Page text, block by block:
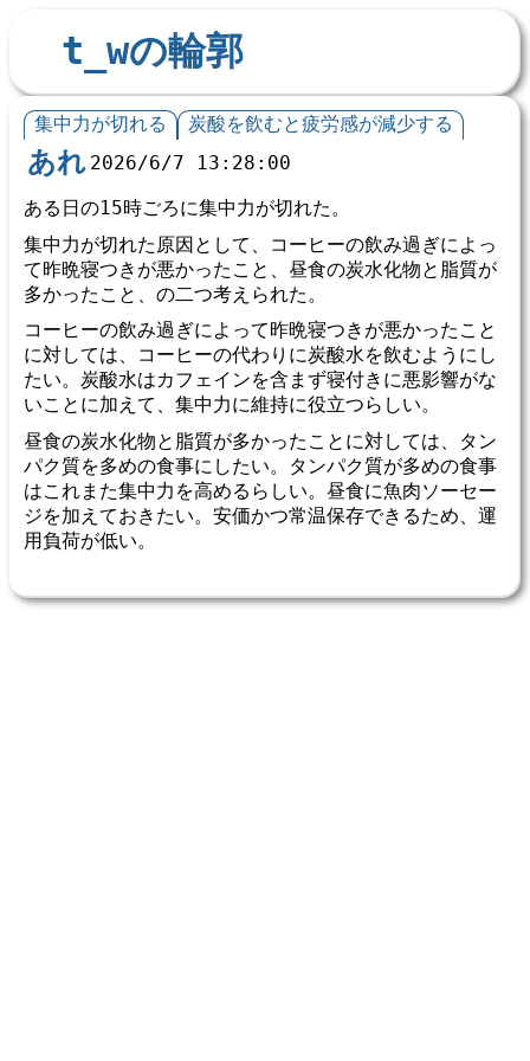
t_wの輪郭
集中力が切れる 炭酸を飲むと疲労感が減少する
あれ 2026/6/7 13:28:00
ある日の15時ごろに集中力が切れた。
集中力が切れた原因として、コーヒーの飲み過ぎによっ
て昨晩寝つきが悪かったこと、昼食の炭水化物と脂質が
多かったこと、の二つ考えられた。
コーヒーの飲み過ぎによって昨晩寝つきが悪かったこと
に対しては、コーヒーの代わりに炭酸水を飲むようにし
たい。炭酸水はカフェインを含まず寝付きに悪影響がな
いことに加えて、集中力に維持に役立つらしい。
昼食の炭水化物と脂質が多かったことに対しては、タン
パク質を多めの食事にしたい。タンパク質が多めの食事
はこれまた集中力を高めるらしい。昼食に魚肉ソーセー
ジを加えておきたい。安価かつ常温保存できるため、運
用負荷が低い。